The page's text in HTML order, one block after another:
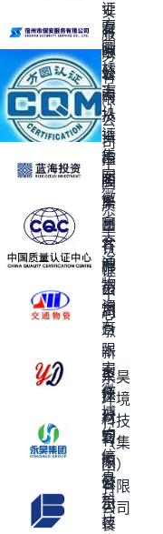
证
有
限
公
司
安
服
务
有
限
公
司
方
圆
标
志
认
证
集
团
安
徽
蓝
海
投
资
控
股
集
团
有
限
公
司
中
国
质
量
认
证
中
心
安
徽
省
交
通
物
资
有
限
责
任
公
司
合
肥
市
烟
墩
新
型
建
材
有
限
公
司
永昊
环境
科技
（集
团）
有限
公司
安
徽
博
约
信
息
科
技
安
徽
徽
王
餐